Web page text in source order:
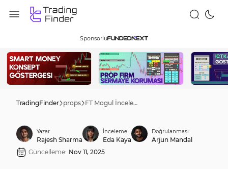
Sponsorlu
TradingFinder props FT Mogul İncelemesi 2026
Yazar:
Rajesh Sharma
İnceleme:
Eda Kaya
Doğrulanması:
Arjun Mandal
Güncelleme: Nov 11, 2025